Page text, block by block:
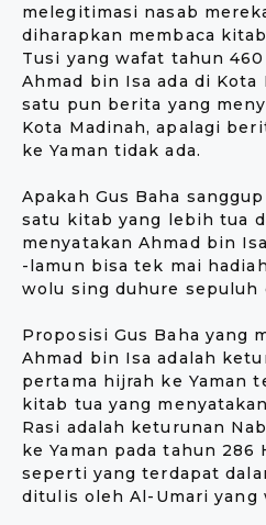
melegitimasi nasab
diharapkan membaca
Tusi yang wafat tahun
Ahmad bin Isa ada di Kota
satu pun berita yang
Kota Madinah, apalagi
ke Yaman tidak ada.
Apakah Gus Baha
satu kitab yang lebih tua
menyatakan Ahmad bin
-lamun bisa tek mai
wolu sing duhure sepuluh
Proposisi Gus Baha yang
Ahmad bin Isa adalah
pertama hijrah ke Yaman
kitab tua yang
Rasi adalah keturunan
ke Yaman pada tahun 286
seperti yang terdapat
ditulis oleh Al-Umari yang